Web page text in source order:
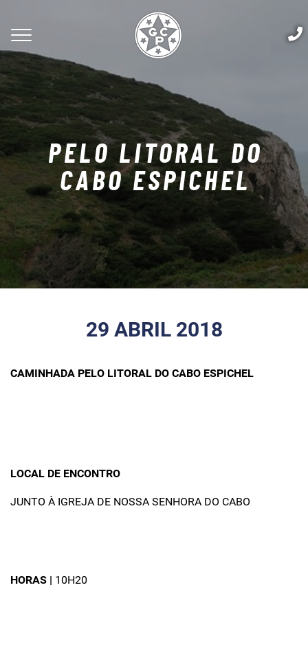
PELO LITORAL DO
CABO ESPICHEL
29 ABRIL 2018
CAMINHADA PELO LITORAL DO CABO ESPICHEL
LOCAL DE ENCONTRO
JUNTO À IGREJA DE NOSSA SENHORA DO CABO
HORAS | 10H20